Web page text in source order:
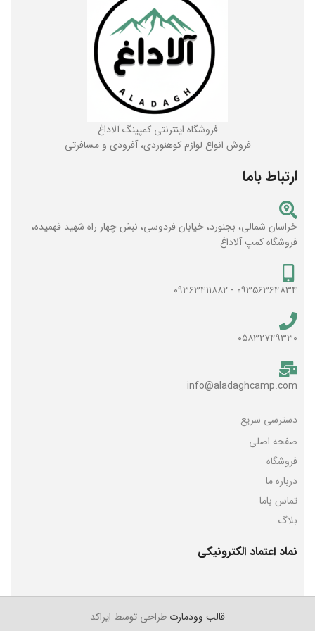
فروشگاه اینترنتی کمپینگ آلاداغ
فروش انواع لوازم کوهنوردی، آفرودی و مسافرتی
ارتباط باما
خراسان شمالی، بجنورد، خیابان فردوسی، نبش چهار راه شهید فهمیده،
فروشگاه کمپ آلاداغ
۰۹۳۵۶۳۶۴۸۳۴ - ۰۹۳۶۳۴۱۱۸۸۲
۰۵۸۳۲۷۴۹۳۳۰
info@aladaghcamp.com
دسترسی سریع
صفحه اصلی
فروشگاه
درباره ما
تماس باما
بلاگ
نماد اعتماد الکترونیکی
قالب وودمارت طراحی توسط ایراکد